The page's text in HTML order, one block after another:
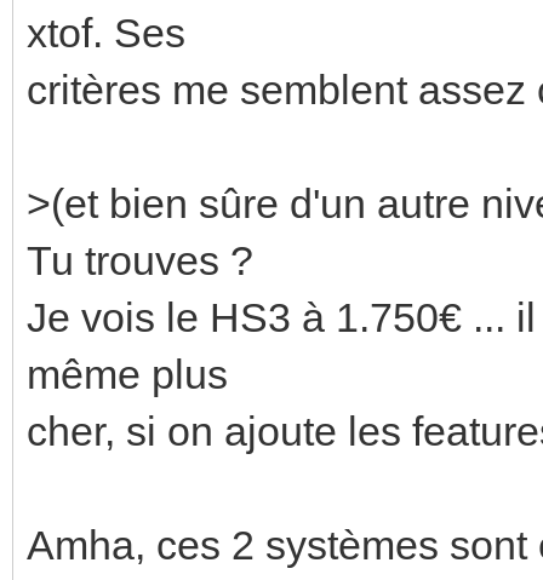
xtof. Ses
critères me semblent assez
>(et bien sûre d'un autre
Tu trouves ?
Je vois le HS3 à 1.750€ ...
même plus
cher, si on ajoute les
Amha, ces 2 systèmes